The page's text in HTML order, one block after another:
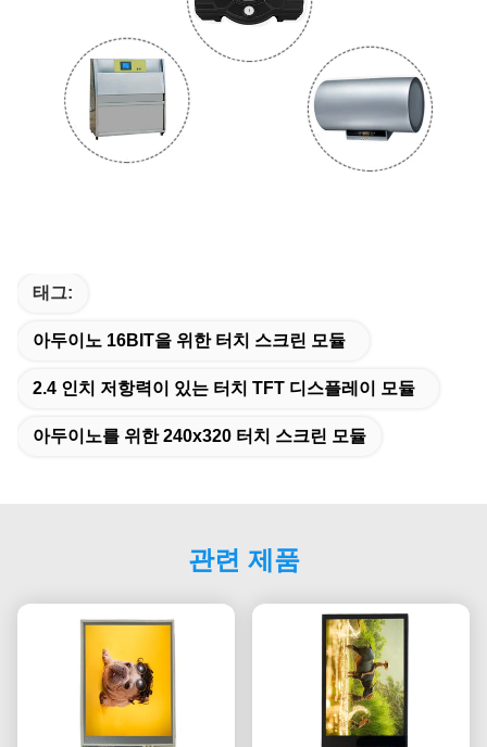
태그:
아두이노 16BIT을 위한 터치 스크린 모듈
2.4 인치 저항력이 있는 터치 TFT 디스플레이 모듈
아두이노를 위한 240x320 터치 스크린 모듈
관련 제품